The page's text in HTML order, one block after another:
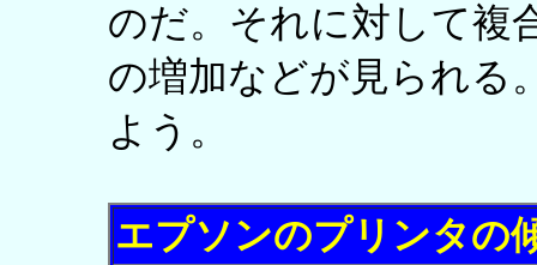
のだ。それに対して複
の増加などが見られる
よう。
エプソンのプリンタの